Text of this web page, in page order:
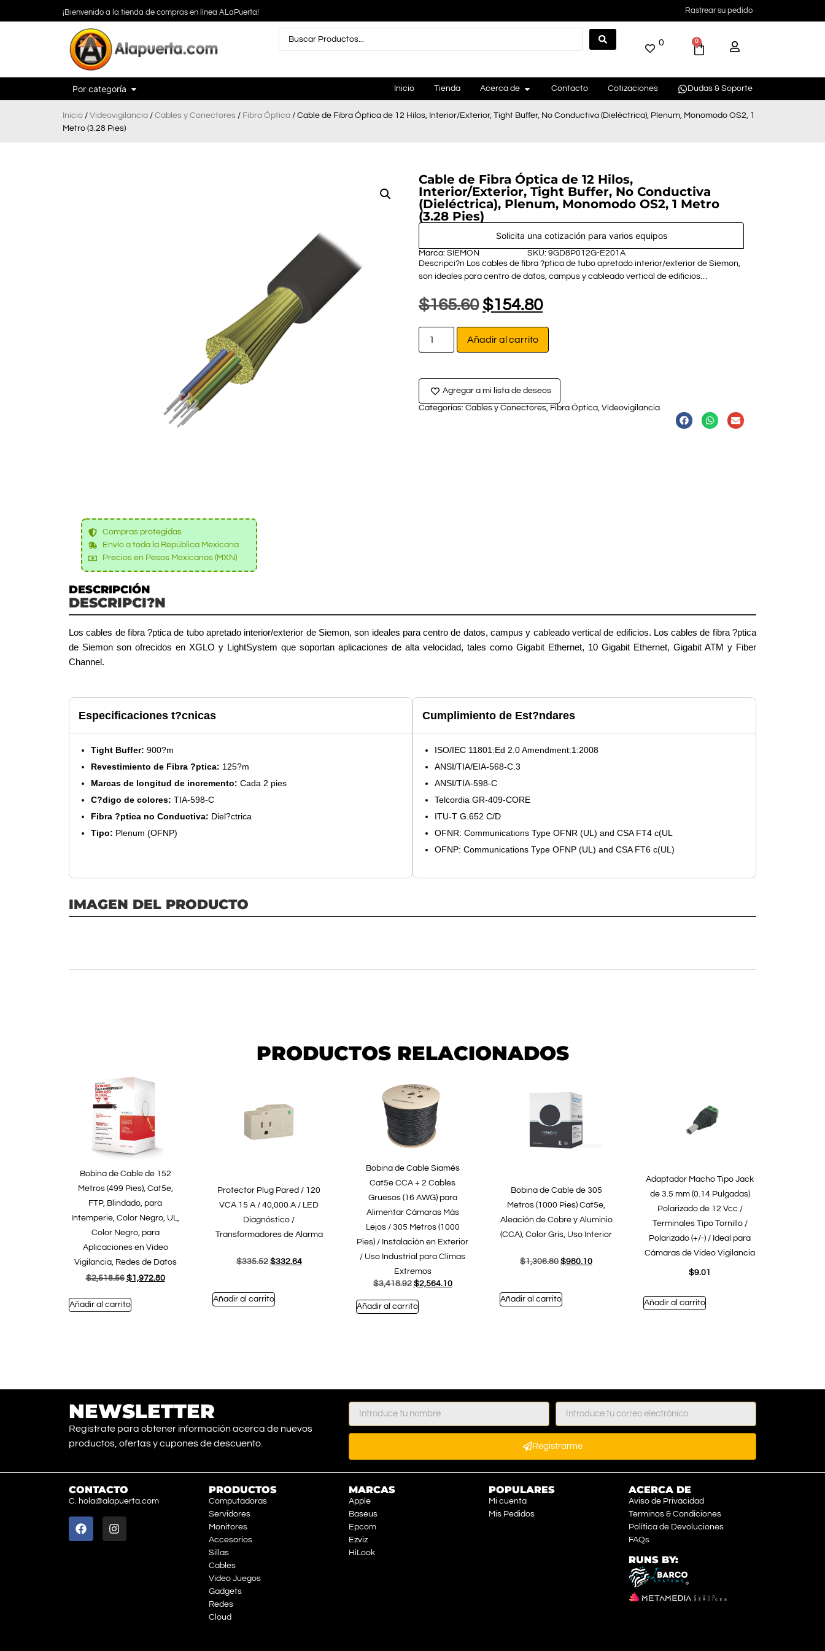
¡Bienvenido a la tienda de compras en línea ALaPuerta! Rastrear su pedido
0 0
Por categoría Inicio Tienda Acerca de Contacto Cotizaciones Dudas & Soporte
Inicio / Videovigilancia / Cables y Conectores / Fibra Óptica / Cable de Fibra Óptica de 12 Hilos, Interior/Exterior, Tight Buffer, No Conductiva (Dieléctrica), Plenum, Monomodo OS2, 1
Metro (3.28 Pies)
Compras protegidas
Envío a toda la República Mexicana
Precios en Pesos Mexicanos (MXN)
Cable de Fibra Óptica de 12 Hilos,
Interior/Exterior, Tight Buffer, No Conductiva
(Dieléctrica), Plenum, Monomodo OS2, 1 Metro
(3.28 Pies)
Solicita una cotización para varios equipos
Marca: SIEMON
SKU: 9GD8P012G-E201A
Descripci?n Los cables de fibra ?ptica de tubo apretado interior/exterior de Siemon,
son ideales para centro de datos, campus y cableado vertical de edificios…
$165.60 $154.80
Añadir al carrito
Agregar a mi lista de deseos
Categorías: Cables y Conectores, Fibra Óptica, Videovigilancia
DESCRIPCIÓN
DESCRIPCI?N
Los cables de fibra ?ptica de tubo apretado interior/exterior de Siemon, son ideales para centro de datos, campus y cableado vertical de edificios. Los cables de fibra ?ptica
de Siemon son ofrecidos en XGLO y LightSystem que soportan aplicaciones de alta velocidad, tales como Gigabit Ethernet, 10 Gigabit Ethernet, Gigabit ATM y Fiber
Channel.
Especificaciones t?cnicas
Tight Buffer: 900?m
Revestimiento de Fibra ?ptica: 125?m
Marcas de longitud de incremento: Cada 2 pies
C?digo de colores: TIA-598-C
Fibra ?ptica no Conductiva: Diel?ctrica
Tipo: Plenum (OFNP)
Cumplimiento de Est?ndares
ISO/IEC 11801:Ed 2.0 Amendment:1:2008
ANSI/TIA/EIA-568-C.3
ANSI/TIA-598-C
Telcordia GR-409-CORE
ITU-T G.652 C/D
OFNR: Communications Type OFNR (UL) and CSA FT4 c(UL
OFNP: Communications Type OFNP (UL) and CSA FT6 c(UL)
IMAGEN DEL PRODUCTO
PRODUCTOS RELACIONADOS
Bobina de Cable de 152
Metros (499 Pies), Cat5e,
FTP, Blindado, para
Intemperie, Color Negro, UL,
Color Negro, para
Aplicaciones en Video
Vigilancia, Redes de Datos
$2,518.56 $1,972.80
Añadir al carrito
Protector Plug Pared / 120
VCA 15 A / 40,000 A / LED
Diagnóstico /
Transformadores de Alarma
$335.52 $332.64
Añadir al carrito
Bobina de Cable Siamés
Cat5e CCA + 2 Cables
Gruesos (16 AWG) para
Alimentar Cámaras Más
Lejos / 305 Metros (1000
Pies) / Instalación en Exterior
/ Uso Industrial para Climas
Extremos
$3,418.92 $2,564.10
Añadir al carrito
Bobina de Cable de 305
Metros (1000 Pies) Cat5e,
Aleación de Cobre y Aluminio
(CCA), Color Gris, Uso Interior
$1,306.80 $980.10
Añadir al carrito
Adaptador Macho Tipo Jack
de 3.5 mm (0.14 Pulgadas)
Polarizado de 12 Vcc /
Terminales Tipo Tornillo /
Polarizado (+/-) / Ideal para
Cámaras de Video Vigilancia
$9.01
Añadir al carrito
NEWSLETTER
Registrate para obtener información acerca de nuevos
productos, ofertas y cupones de descuento.
Registrarme
CONTACTO
C. hola@alapuerta.com
PRODUCTOS
Computadoras
Servidores
Monitores
Accesorios
Sillas
Cables
Video Juegos
Gadgets
Redes
Cloud
MARCAS
Apple
Baseus
Epcom
Ezviz
HiLook
POPULARES
Mi cuenta
Mis Pedidos
ACERCA DE
Aviso de Privacidad
Terminos & Condiciones
Política de Devoluciones
FAQs
RUNS BY: